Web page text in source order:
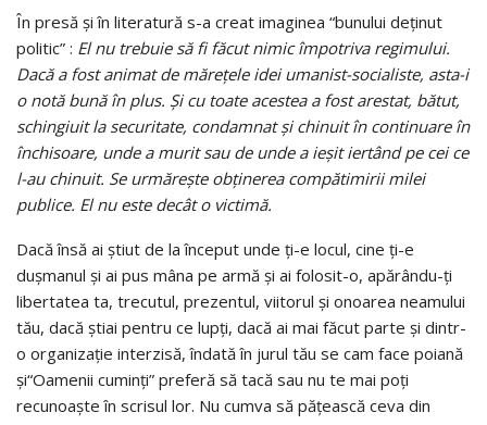
În presă şi în literatură s-a creat imaginea “bunului deţinut
politic” : El nu trebuie să fi făcut nimic împotriva regimului.
Dacă a fost animat de măreţele idei umanist-socialiste, asta-i
o notă bună în plus. Şi cu toate acestea a fost arestat, bătut,
schingiuit la securitate, condamnat şi chinuit în continuare în
închisoare, unde a murit sau de unde a ieşit iertând pe cei ce
l-au chinuit. Se urmăreşte obţinerea compătimirii milei
publice. El nu este decât o victimă.
Dacă însă ai ştiut de la început unde ţi-e locul, cine ţi-e
duşmanul şi ai pus mâna pe armă şi ai folosit-o, apărându-ţi
libertatea ta, trecutul, prezentul, viitorul şi onoarea neamului
tău, dacă ştiai pentru ce lupţi, dacă ai mai făcut parte şi dintr-
o organizaţie interzisă, îndată în jurul tău se cam face poiană
şi“Oamenii cuminţi” preferă să tacă sau nu te mai poţi
recunoaşte în scrisul lor. Nu cumva să păţească ceva din